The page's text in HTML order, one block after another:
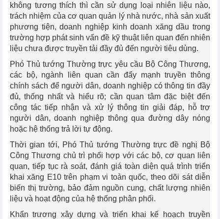
không tương thích thì cần sử dụng loại nhiên liệu nào,
trách nhiệm của cơ quan quản lý nhà nước, nhà sản xuất
phương tiện, doanh nghiệp kinh doanh xăng dầu trong
trường hợp phát sinh vấn đề kỹ thuật liên quan đến nhiên
liệu chưa được truyền tải đầy đủ đến người tiêu dùng.
Phó Thủ tướng Thường trực yêu cầu Bộ Công Thương,
các bộ, ngành liên quan cần đẩy mạnh truyền thông
chính sách để người dân, doanh nghiệp có thông tin đầy
đủ, thống nhất và hiểu rõ; cần quan tâm đặc biệt đến
công tác tiếp nhận và xử lý thông tin giải đáp, hỗ trợ
người dân, doanh nghiệp thông qua đường dây nóng
hoặc hệ thống trả lời tự động.
Thời gian tới, Phó Thủ tướng Thường trực đề nghị Bộ
Công Thương chủ trì phối hợp với các bộ, cơ quan liên
quan, tiếp tục rà soát, đánh giá toàn diện quá trình triển
khai xăng E10 trên phạm vi toàn quốc, theo dõi sát diễn
biến thị trường, bảo đảm nguồn cung, chất lượng nhiên
liệu và hoạt động của hệ thống phân phối.
Khẩn trương xây dựng và triển khai kế hoạch truyền